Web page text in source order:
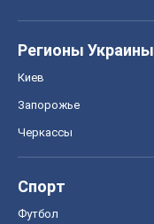
Регионы Украины
Киев
Запорожье
Черкассы
Спорт
Футбол